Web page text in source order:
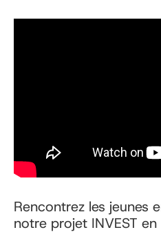
Rencontrez les jeunes
notre projet INVEST en